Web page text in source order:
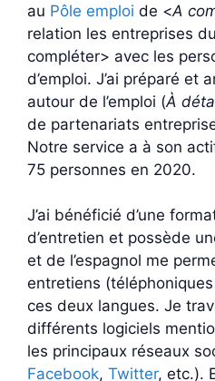
au Pôle emploi de <A
relation les entreprises
compléter> avec les
d’emploi. J’ai préparé et
autour de l’emploi (À
de partenariats
Notre service a à son
75 personnes en 2020.
J’ai bénéficié d’une
d’entretien et possède
et de l’espagnol me
entretiens
ces deux langues. Je
différents logiciels
les principaux réseaux
Facebook, Twitter, etc.).